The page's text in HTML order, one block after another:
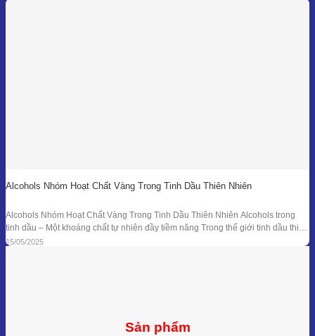
nền y học cổ đại đã sử dụng tinh dầu
Alcohols Nhóm Hoạt Chất Vàng Trong Tinh Dầu Thiên Nhiên
Alcohols Nhóm Hoạt Chất Vàng Trong Tinh Dầu Thiên Nhiên Alcohols trong
tinh dầu – Một khoáng chất tự nhiên đầy tiềm năng Trong thế giới tinh dầu thiên
nhiên, mỗi giọt nhỏ bé lại ẩn chứa hàng trăm hợp chất hóa học với công dụng
15/05/2025
Sản phẩm